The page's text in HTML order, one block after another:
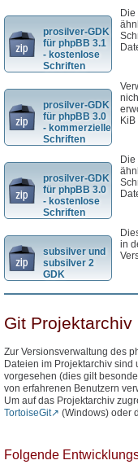
prosilver-GDK
für phpBB 3.1
- kostenlose
Schriften
prosilver-GDK
für phpBB 3.0
- kommerzielle
Schriften
KiB
prosilver-GDK
für phpBB 3.0
- kostenlose
Schriften
subsilver und
subsilver 2
GDK
in
Git Projektarchiv
Zur Versionsverwaltung des
Dateien im Projektarchiv sind
vorgesehen (dies gilt
von erfahrenen Benutzern
Um auf das Projektarchiv
TortoiseGit
(Windows) oder
Folgende